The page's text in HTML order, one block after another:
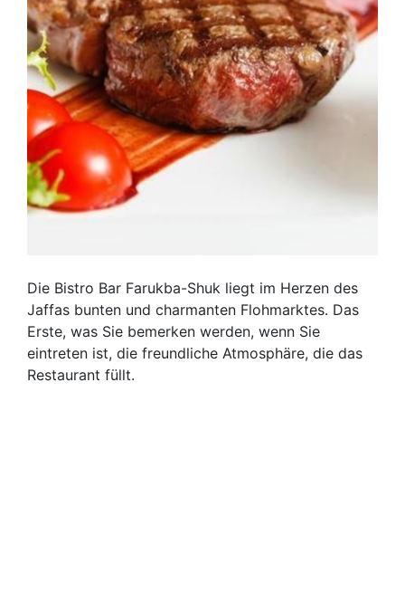
Die Bistro Bar Farukba-Shuk liegt im Herzen des
Jaffas bunten und charmanten Flohmarktes. Das
Erste, was Sie bemerken werden, wenn Sie
eintreten ist, die freundliche Atmosphäre, die das
Restaurant füllt.